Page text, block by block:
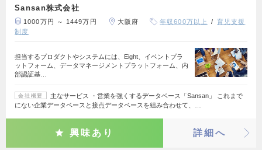
Sansan株式会社
1000万円 ～ 1449万円 大阪府 年収600万以上
育児支援
制度
担当するプロダクトやシステムには、Eight、イベントプラ
ットフォーム、データマネージメントプラットフォーム、内
部認証基…
会社概要
主なサービス ・営業を強くするデータベース「Sansan」 これまで
にない企業データベースと接点データベースを組み合わせて、…
興味あり 詳細へ